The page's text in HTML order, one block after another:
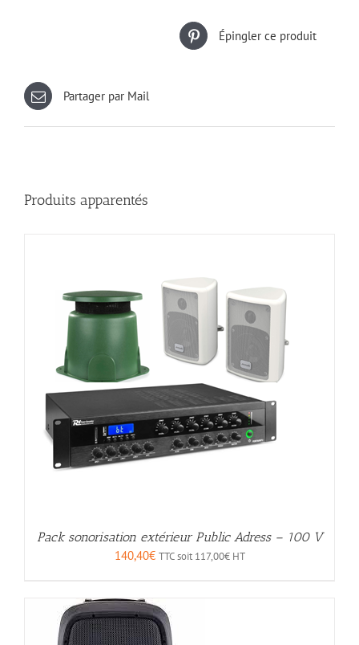
Épingler ce produit
Partager par Mail
Produits apparentés
Pack sonorisation extérieur Public Adress – 100 V
140,40€ TTC soit 117,00€HT